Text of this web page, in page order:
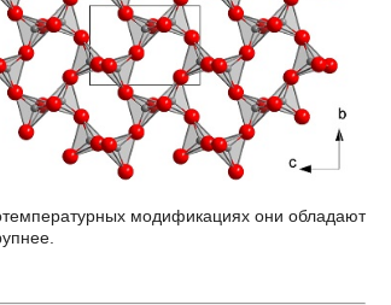
модификациях они обладают